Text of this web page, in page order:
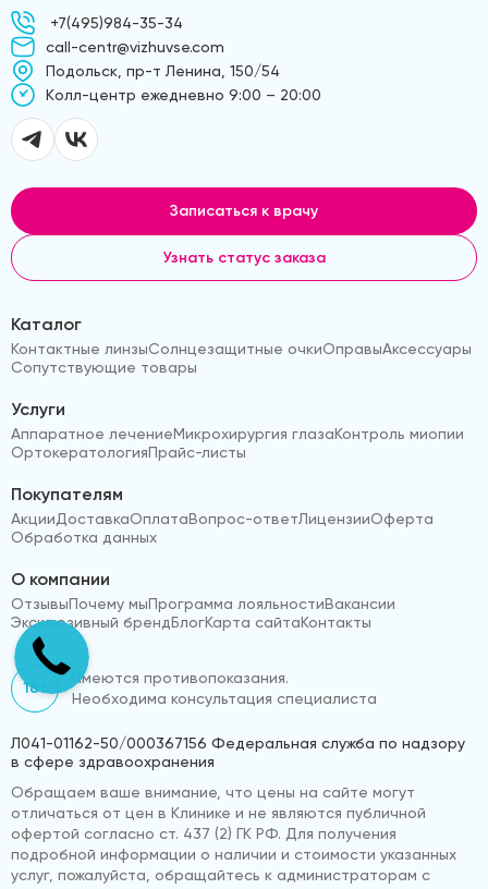
+7(495)984-35-34
call-centr@vizhuvse.com
Подольск, пр-т Ленина, 150/54
Kолл-центр ежедневно 9:00 – 20:00
Записаться к врачу
Узнать статус заказа
Каталог
Контактные линзыСолнцезащитные очкиОправыАксессуары
Сопутствующие товары
Услуги
Аппаратное лечениеМикрохирургия глазаКонтроль миопии
ОртокератологияПрайс-листы
Покупателям
АкцииДоставкаОплатаВопрос-ответЛицензииОферта
Обработка данных
О компании
ОтзывыПочему мыПрограмма лояльностиВакансии
Эксклюзивный брендБлогКарта сайтаКонтакты
18+
Имеются противопоказания.
Необходима консультация специалиста
Л041-01162-50/000367156 Федеральная служба по надзору
в сфере здравоохранения
Обращаем ваше внимание, что цены на сайте могут
отличаться от цен в Клинике и не являются публичной
офертой согласно ст. 437 (2) ГК РФ. Для получения
подробной информации о наличии и стоимости указанных
услуг, пожалуйста, обращайтесь к администраторам с